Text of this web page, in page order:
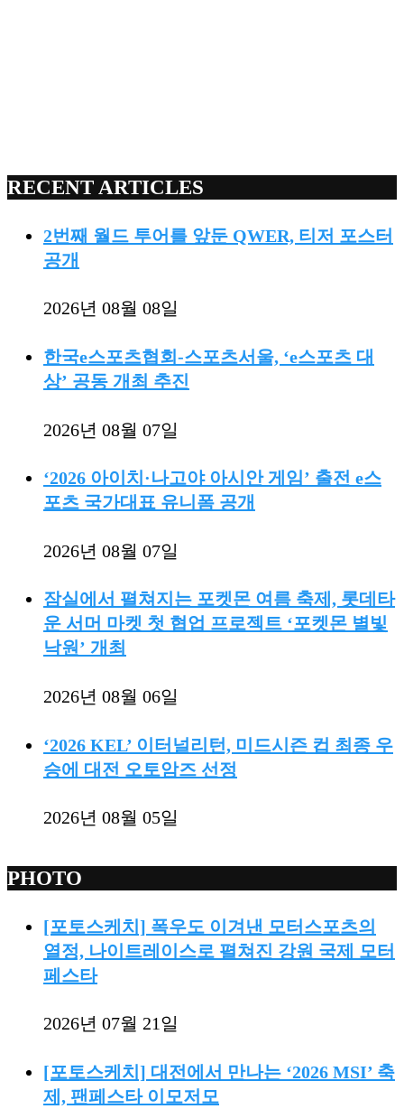
RECENT ARTICLES
2번째 월드 투어를 앞둔 QWER, 티저 포스터
공개
2026년 08월 08일
한국e스포츠협회-스포츠서울, ‘e스포츠 대
상’ 공동 개최 추진
2026년 08월 07일
‘2026 아이치·나고야 아시안 게임’ 출전 e스
포츠 국가대표 유니폼 공개
2026년 08월 07일
잠실에서 펼쳐지는 포켓몬 여름 축제, 롯데타
운 서머 마켓 첫 협업 프로젝트 ‘포켓몬 별빛
낙원’ 개최
2026년 08월 06일
‘2026 KEL’ 이터널리턴, 미드시즌 컵 최종 우
승에 대전 오토암즈 선정
2026년 08월 05일
PHOTO
[포토스케치] 폭우도 이겨낸 모터스포츠의
열정, 나이트레이스로 펼쳐진 강원 국제 모터
페스타
2026년 07월 21일
[포토스케치] 대전에서 만나는 ‘2026 MSI’ 축
제, 팬페스타 이모저모